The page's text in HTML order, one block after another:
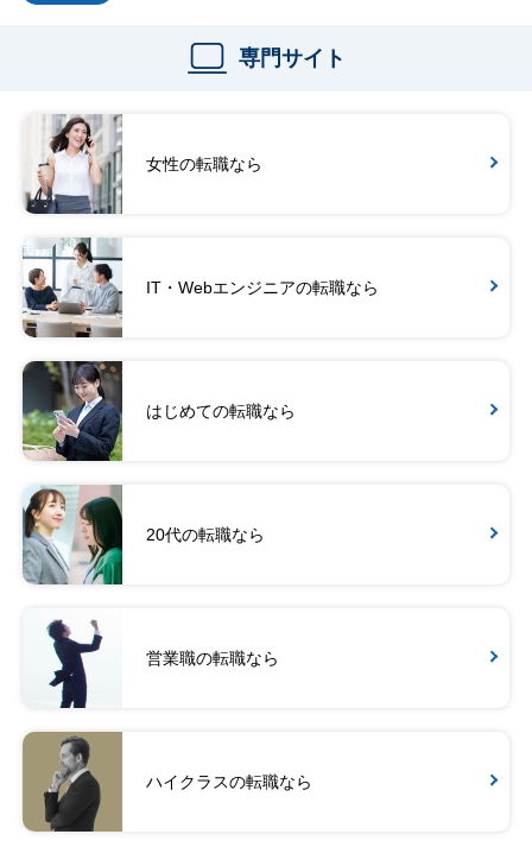
専門サイト
女性の転職なら
IT・Webエンジニアの転職なら
はじめての転職なら
20代の転職なら
営業職の転職なら
ハイクラスの転職なら